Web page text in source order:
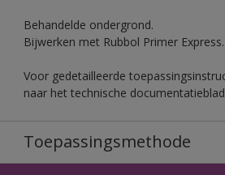
Behandelde ondergrond.
Bijwerken met Rubbol Primer Express.
Voor gedetailleerde
naar het technische
Toepassingsmethode